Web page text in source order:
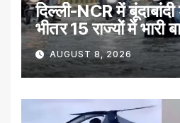
दिल्ली-NCR में
भीतर 15 राज्यों में भारी
AUGUST 8, 2026